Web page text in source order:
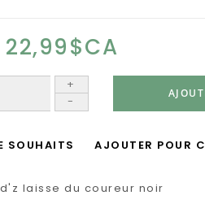
22,99$CA
+
-
SOUHAITS AJOUTER POUR
laisse du coureur noir